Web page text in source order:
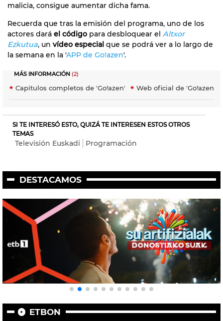
malicia, consigue aumentar dicha fama.
Recuerda que tras la emisión del programa, uno de los
actores dará el código para desbloquear el Altxor
Ezkutua, un vídeo especial que se podrá ver a lo largo de
la semana en la 'APP de Go!azen'.
MÁS INFORMACIÓN (2)
Capítulos completos de 'Go!azen' Web oficial de 'Go!azen'
SI TE INTERESÓ ESTO, QUIZÁ TE INTERESEN ESTOS OTROS
TEMAS
Televisión Euskadi Programación
DESTACAMOS
ETBON